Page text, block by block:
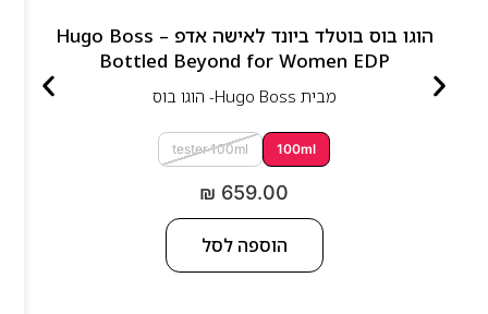
הוגו בוס בוטלד ביונד לאישה אדפ – Hugo Boss
Bottled Beyond for Women EDP
מבית Hugo Boss- הוגו בוס
100ml
tester 100ml
₪ 659.00
הוספה לסל